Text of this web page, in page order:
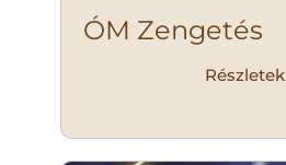
ÓM Zengetés
Részletek